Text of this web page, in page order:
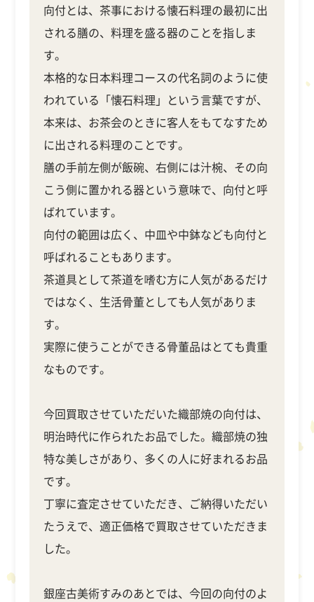
向付とは、茶事における懐石料理の最初に出
される膳の、料理を盛る器のことを指しま
す。
本格的な日本料理コースの代名詞のように使
われている「懐石料理」という言葉ですが、
本来は、お茶会のときに客人をもてなすため
に出される料理のことです。
膳の手前左側が飯碗、右側には汁椀、その向
こう側に置かれる器という意味で、向付と呼
ばれています。
向付の範囲は広く、中皿や中鉢なども向付と
呼ばれることもあります。
茶道具として茶道を嗜む方に人気があるだけ
ではなく、生活骨董としても人気がありま
す。
実際に使うことができる骨董品はとても貴重
なものです。
今回買取させていただいた織部焼の向付は、
明治時代に作られたお品でした。織部焼の独
特な美しさがあり、多くの人に好まれるお品
です。
丁寧に査定させていただき、ご納得いただい
たうえで、適正価格で買取させていただきま
した。
銀座古美術すみのあとでは、今回の向付のよ